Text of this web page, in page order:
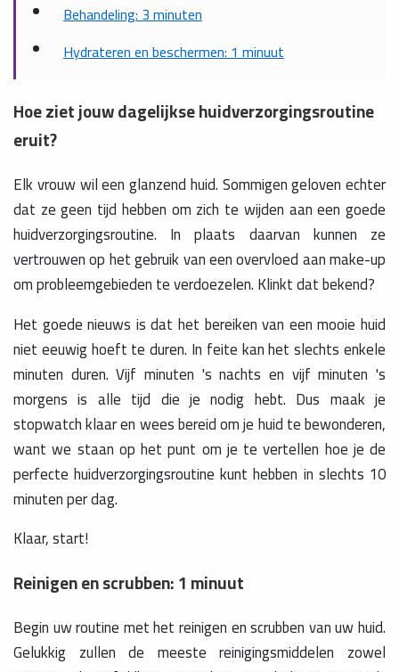
Behandeling: 3 minuten
Hydrateren en beschermen: 1 minuut
Hoe ziet jouw dagelijkse huidverzorgingsroutine
eruit?
Elk vrouw wil een glanzend huid. Sommigen geloven echter
dat ze geen tijd hebben om zich te wijden aan een goede
huidverzorgingsroutine. In plaats daarvan kunnen ze
vertrouwen op het gebruik van een overvloed aan make-up
om probleemgebieden te verdoezelen. Klinkt dat bekend?
Het goede nieuws is dat het bereiken van een mooie huid
niet eeuwig hoeft te duren. In feite kan het slechts enkele
minuten duren. Vijf minuten 's nachts en vijf minuten 's
morgens is alle tijd die je nodig hebt. Dus maak je
stopwatch klaar en wees bereid om je huid te bewonderen,
want we staan op het punt om je te vertellen hoe je de
perfecte huidverzorgingsroutine kunt hebben in slechts 10
minuten per dag.
Klaar, start!
Reinigen en scrubben: 1 minuut
Begin uw routine met het reinigen en scrubben van uw huid.
Gelukkig zullen de meeste reinigingsmiddelen zowel